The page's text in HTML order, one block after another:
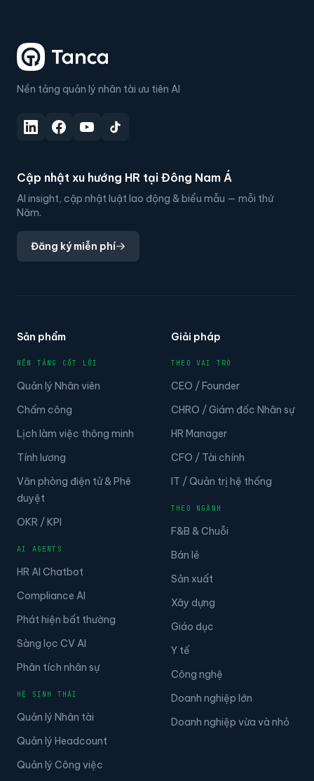
Nền tảng quản lý nhân tài ưu tiên AI
Cập nhật xu hướng HR tại Đông Nam Á
AI insight, cập nhật luật lao động & biểu mẫu — mỗi thứ
Năm.
Đăng ký miễn phí
Sản phẩm
NỀN TẢNG CỐT LÕI
Quản lý Nhân viên
Chấm công
Lịch làm việc thông minh
Tính lương
Văn phòng điện tử & Phê
duyệt
OKR / KPI
AI AGENTS
HR AI Chatbot
Compliance AI
Phát hiện bất thường
Sàng lọc CV AI
Phân tích nhân sự
HỆ SINH THÁI
Quản lý Nhân tài
Quản lý Headcount
Quản lý Công việc
Giải pháp
THEO VAI TRÒ
CEO / Founder
CHRO / Giám đốc Nhân sự
HR Manager
CFO / Tài chính
IT / Quản trị hệ thống
THEO NGÀNH
F&B & Chuỗi
Bán lẻ
Sản xuất
Xây dựng
Giáo dục
Y tế
Công nghệ
Doanh nghiệp lớn
Doanh nghiệp vừa và nhỏ